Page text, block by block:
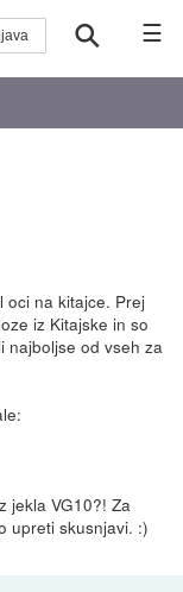
☰
oci na kitajce. Prej
iz Kitajske in so
najboljse od vseh za
jekla VG10?! Za
upreti skusnjavi. :)